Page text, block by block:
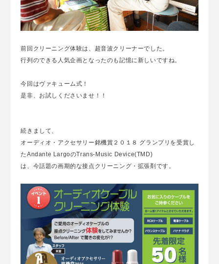
前回クリーニング体験は、超音波クリーナーでした。
行列のできる人気企画となったのも記憶に新しいですね。
今回はヴァキューム式！
是非、お試しくださいませ！！
続きまして、
オーディオ・アクセサリー銘機賞２０１８ グランプリを受賞し
たAndante LargoのTrans-Music Device(TMD)
は、今話題の画期的な接点クリーニング・拡張剤です。